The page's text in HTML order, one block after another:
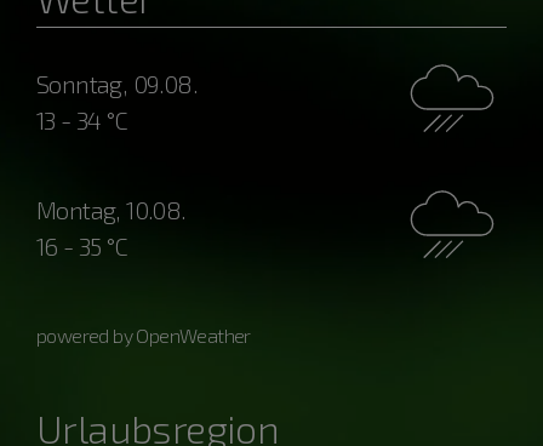
Sonntag, 09.08.
13 - 34 °C
Montag, 10.08.
16 - 35 °C
powered by OpenWeather
Urlaubsregion